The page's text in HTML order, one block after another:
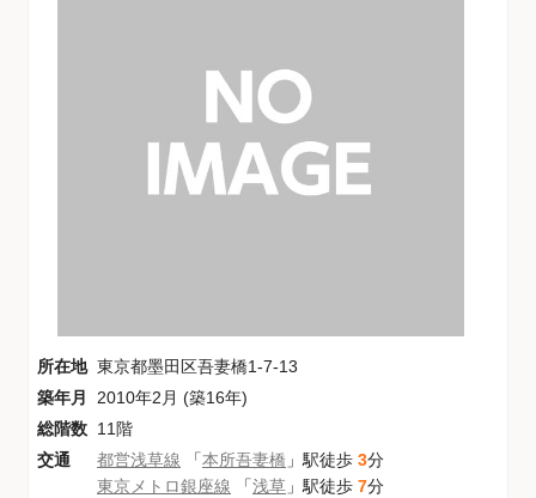
所在地 東京都墨田区吾妻橋1-7-13
築年月
2010年2月 (築16年)
総階数 11階
交通
都営浅草線 「本所吾妻橋 」駅徒歩 3分
東京メトロ銀座線 「浅草 」駅徒歩 7分